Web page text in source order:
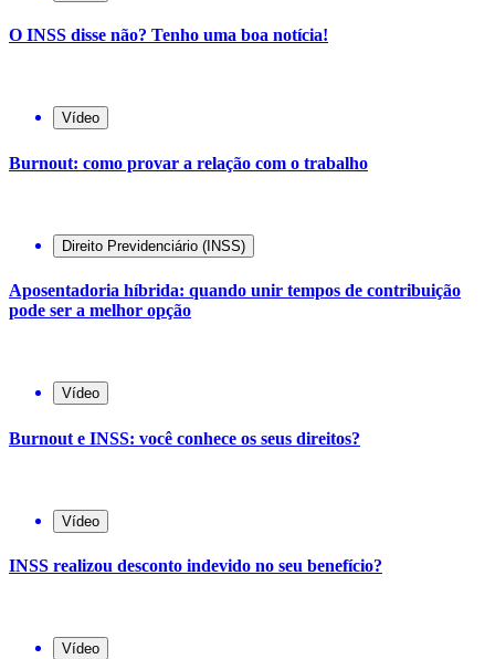
O INSS disse não? Tenho uma boa notícia!
Vídeo
Burnout: como provar a relação com o trabalho
Direito Previdenciário (INSS)
Aposentadoria híbrida: quando unir tempos de contribuição
pode ser a melhor opção
Vídeo
Burnout e INSS: você conhece os seus direitos?
Vídeo
INSS realizou desconto indevido no seu benefício?
Vídeo